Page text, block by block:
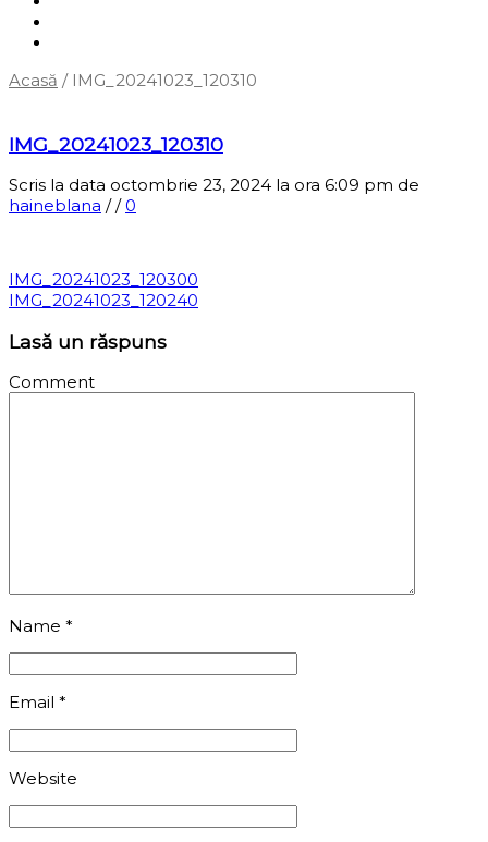
Acasă / IMG_20241023_120310
IMG_20241023_120310
Scris la data octombrie 23, 2024 la ora 6:09 pm de
haineblana //0
IMG_20241023_120300
IMG_20241023_120240
Lasă un răspuns
Comment
Name *
Email *
Website